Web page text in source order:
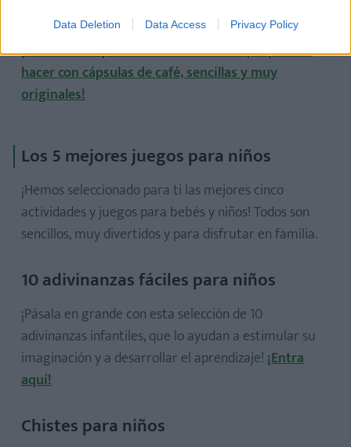
Data Deletion Data Access Privacy Policy
Manualidades con cápsulas de café
¡Encuentra aquí cinco manualidades que puedes
hacer con cápsulas de café, sencillas y muy
originales!
Los 5 mejores juegos para niños
¡Hemos seleccionado para ti las mejores cinco
actividades y juegos para bebés y niños! Todos son
sencillos, muy divertidos y para disfrutar en familia.
10 adivinanzas fáciles para niños
¡Pásala en grande con esta selección de 10
adivinanzas infantiles, que lo ayudan a estimular su
imaginación y a desarrollar el aprendizaje! ¡Entra
aquí!
Chistes para niños